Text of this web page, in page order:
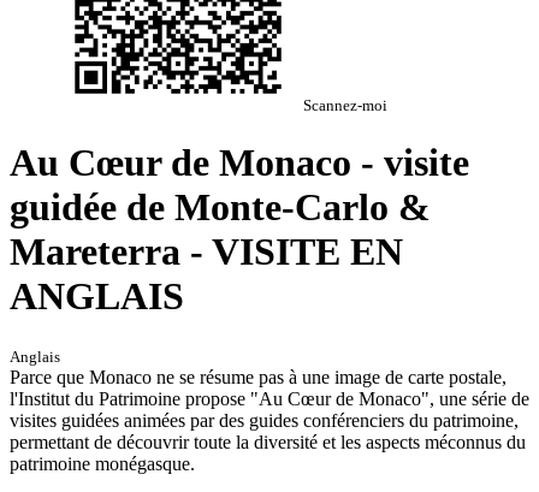
Scannez-moi
Au Cœur de Monaco - visite
guidée de Monte-Carlo &
Mareterra - VISITE EN
ANGLAIS
Anglais
Parce que Monaco ne se résume pas à une image de carte postale,
l'Institut du Patrimoine propose "Au Cœur de Monaco", une série de
visites guidées animées par des guides conférenciers du patrimoine,
permettant de découvrir toute la diversité et les aspects méconnus du
patrimoine monégasque.